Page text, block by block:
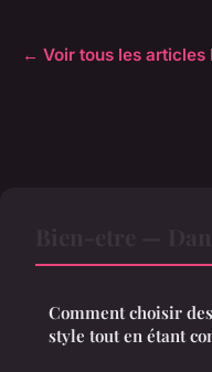
← Voir tous les articles
Comment choisir
style tout en étant